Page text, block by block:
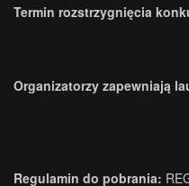
Termin rozstrzygnięcia
Organizatorzy zapewniają
Regulamin do pobrania: